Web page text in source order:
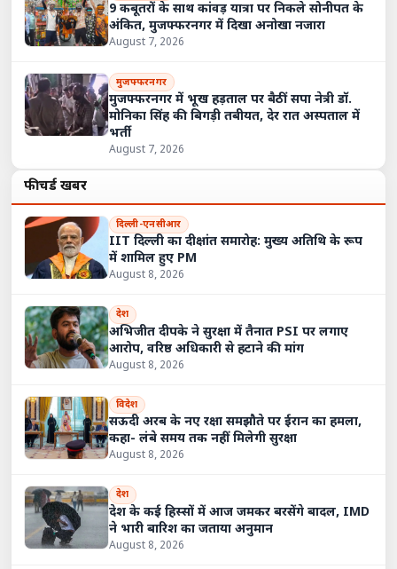
9 कबूतरों के साथ कांवड़ यात्रा पर निकले सोनीपत के
अंकित, मुजफ्फरनगर में दिखा अनोखा नजारा
August 7, 2026
मुजफ्फरनगर
मुजफ्फरनगर में भूख हड़ताल पर बैठीं सपा नेत्री डॉ.
मोनिका सिंह की बिगड़ी तबीयत, देर रात अस्पताल में
भर्ती
August 7, 2026
फीचर्ड खबरें
दिल्ली-एनसीआर
IIT दिल्ली का दीक्षांत समारोह: मुख्य अतिथि के रूप
में शामिल हुए PM
August 8, 2026
देश
अभिजीत दीपके ने सुरक्षा में तैनात PSI पर लगाए
आरोप, वरिष्ठ अधिकारी से हटाने की मांग
August 8, 2026
विदेश
सऊदी अरब के नए रक्षा समझौते पर ईरान का हमला,
कहा- लंबे समय तक नहीं मिलेगी सुरक्षा
August 8, 2026
देश
देश के कई हिस्सों में आज जमकर बरसेंगे बादल, IMD
ने भारी बारिश का जताया अनुमान
August 8, 2026